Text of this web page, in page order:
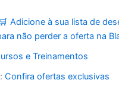
🛒 Adicione à sua lista de
não perder a oferta na
e Treinamentos
Confira ofertas exclusivas